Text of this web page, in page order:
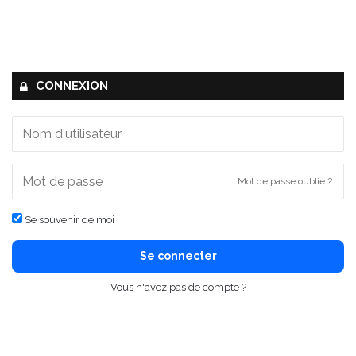
CONNEXION
Mot de passe oublié ?
Se souvenir de moi
Se connecter
Vous n'avez pas de compte ?